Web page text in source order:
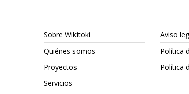
Sobre Wikitoki
Quiénes somos
Proyectos
Servicios
Aviso
Política
Política